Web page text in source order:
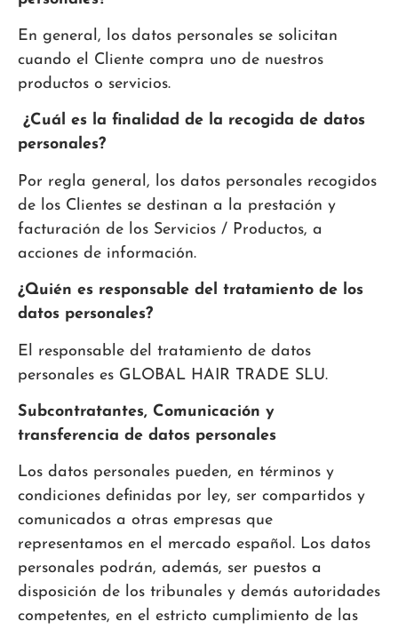
En general, los datos personales se solicitan
cuando el Cliente compra uno de nuestros
productos o servicios.
¿Cuál es la finalidad de la recogida de datos
personales?
Por regla general, los datos personales recogidos
de los Clientes se destinan a la prestación y
facturación de los Servicios / Productos, a
acciones de información.
¿Quién es responsable del tratamiento de los
datos personales?
El responsable del tratamiento de datos
personales es GLOBAL HAIR TRADE SLU.
Subcontratantes, Comunicación y
transferencia de datos personales
Los datos personales pueden, en términos y
condiciones definidas por ley, ser compartidos y
comunicados a otras empresas que
representamos en el mercado español. Los datos
personales podrán, además, ser puestos a
disposición de los tribunales y demás autoridades
competentes, en el estricto cumplimiento de las